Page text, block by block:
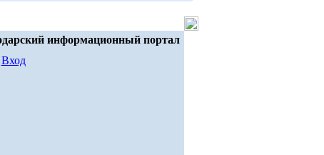
информационный портал
Вход